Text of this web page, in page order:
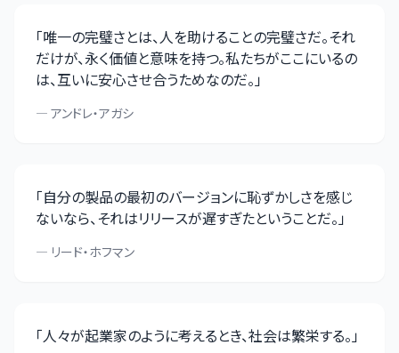
「唯一の完璧さとは、人を助けることの完璧さだ。それ
だけが、永く価値と意味を持つ。私たちがここにいるの
は、互いに安心させ合うためなのだ。」
— アンドレ・アガシ
「自分の製品の最初のバージョンに恥ずかしさを感じ
ないなら、それはリリースが遅すぎたということだ。」
— リード・ホフマン
「人々が起業家のように考えるとき、社会は繁栄する。」